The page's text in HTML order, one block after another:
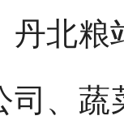
丹北粮
司、